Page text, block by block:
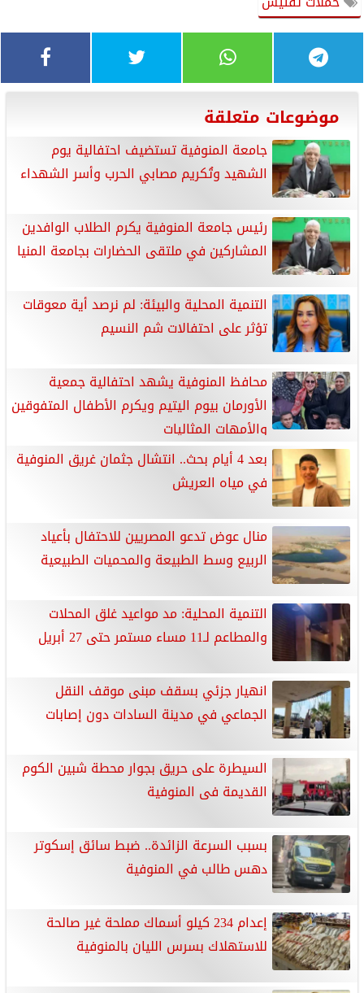
موضوعات متعلقة
جامعة المنوفية تستضيف احتفالية يوم
الشهيد وتُكريم مصابي الحرب وأسر الشهداء
رئيس جامعة المنوفية يكرم الطلاب الوافدين
المشاركين في ملتقى الحضارات بجامعة المنيا
التنمية المحلية والبيئة: لم نرصد أية معوقات
تؤثر على احتفالات شم النسيم
محافظ المنوفية يشهد احتفالية جمعية
الأورمان بيوم اليتيم ويكرم الأطفال المتفوقين
والأمهات المثاليات
بعد 4 أيام بحث.. انتشال جثمان غريق المنوفية
في مياه العريش
منال عوض تدعو المصريين للاحتفال بأعياد
الربيع وسط الطبيعة والمحميات الطبيعية
التنمية المحلية: مد مواعيد غلق المحلات
والمطاعم لـ11 مساء مستمر حتى 27 أبريل
انهيار جزئي بسقف مبنى موقف النقل
الجماعي في مدينة السادات دون إصابات
السيطرة على حريق بجوار محطة شبين الكوم
القديمة فى المنوفية
بسبب السرعة الزائدة.. ضبط سائق إسكوتر
دهس طالب في المنوفية
إعدام 234 كيلو أسماك مملحة غير صالحة
للاستهلاك بسرس الليان بالمنوفية